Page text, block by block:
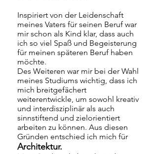
Inspiriert von der Leidenschaft
meines Vaters für seinen Beruf war
mir schon als Kind klar, dass auch
ich so viel Spaß und Begeisterung
für meinen späteren Beruf haben
möchte.
Des Weiteren war mir bei der Wahl
meines Studiums wichtig, dass ich
mich breitgefächert
weiterentwickle, um sowohl kreativ
und interdisziplinär als auch
sinnstiftend und zielorientiert
arbeiten zu können. Aus diesen
Gründen entschied ich mich für
Architektur.